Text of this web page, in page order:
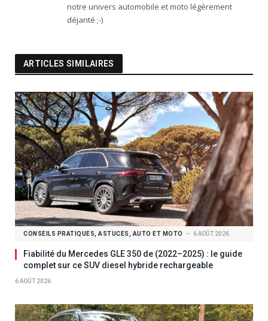
notre univers automobile et moto légèrement
déjanté ;-)
ARTICLES SIMILAIRES
CONSEILS PRATIQUES, ASTUCES, AUTO ET MOTO 6 AOÛT 2026
Fiabilité du Mercedes GLE 350 de (2022–2025) : le guide
complet sur ce SUV diesel hybride rechargeable
6 AOÛT 2026